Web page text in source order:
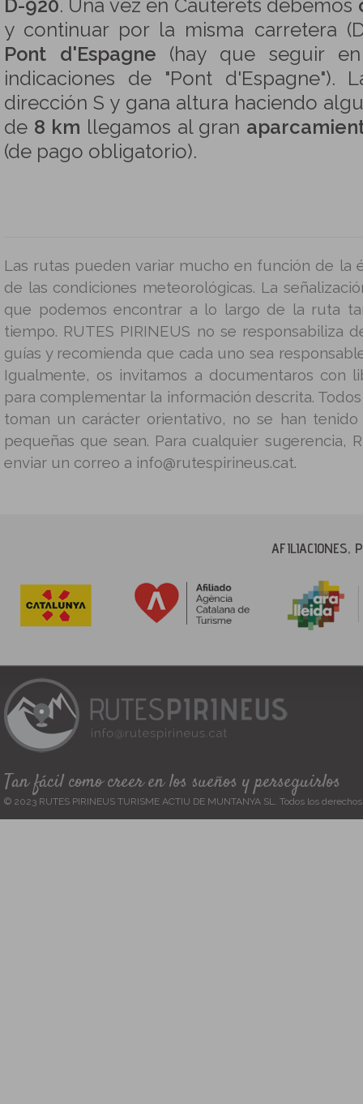
D-920. Una vez en Cauterets debemos
y continuar por la misma carretera
Pont d'Espagne (hay que seguir
indicaciones de "Pont d'Espagne").
dirección S y gana altura haciendo
de 8 km llegamos al gran
(de pago obligatorio).
Las rutas pueden variar mucho en función de la
de las condiciones meteorológicas. La
que podemos encontrar a lo largo de la ruta
tiempo. RUTES PIRINEUS no se responsabiliza
guías y recomienda que cada uno sea
Igualmente, os invitamos a documentaros con
para complementar la información descrita.
toman un carácter orientativo, no se han
pequeñas que sean. Para cualquier sugerencia,
enviar un correo a info@rutespirineus.cat.
AFILIACIONES,
Tan fácil como creer en los sueños y perseguirlos
© 2023 RUTES PIRINEUS TURISME ACTIU DE MUNTANYA SL. Todos los